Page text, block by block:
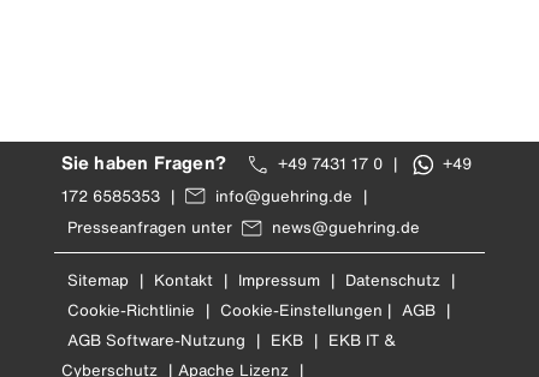
Sie haben Fragen? +49 7431 17 0 |
+49
172 6585353 | info@guehring.de |
Presseanfragen unter
news@guehring.de
Sitemap | Kontakt | Impressum | Datenschutz |
Cookie-Richtlinie | Cookie-Einstellungen | AGB |
AGB Software-Nutzung | EKB | EKB IT &
Cyberschutz | Apache Lizenz |